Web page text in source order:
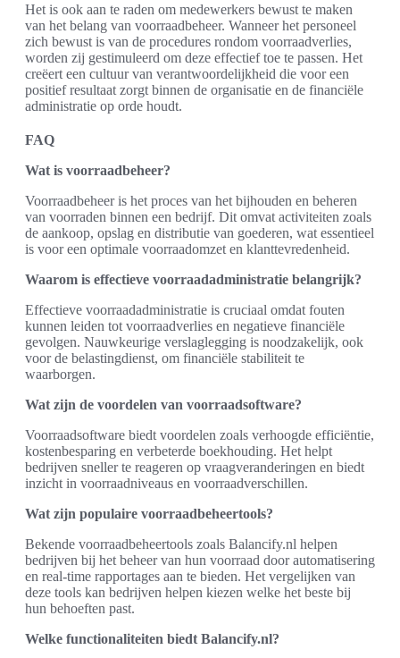
Het is ook aan te raden om medewerkers bewust te maken
van het belang van voorraadbeheer. Wanneer het personeel
zich bewust is van de procedures rondom voorraadverlies,
worden zij gestimuleerd om deze effectief toe te passen. Het
creëert een cultuur van verantwoordelijkheid die voor een
positief resultaat zorgt binnen de organisatie en de financiële
administratie op orde houdt.
FAQ
Wat is voorraadbeheer?
Voorraadbeheer is het proces van het bijhouden en beheren
van voorraden binnen een bedrijf. Dit omvat activiteiten zoals
de aankoop, opslag en distributie van goederen, wat essentieel
is voor een optimale voorraadomzet en klanttevredenheid.
Waarom is effectieve voorraadadministratie belangrijk?
Effectieve voorraadadministratie is cruciaal omdat fouten
kunnen leiden tot voorraadverlies en negatieve financiële
gevolgen. Nauwkeurige verslaglegging is noodzakelijk, ook
voor de belastingdienst, om financiële stabiliteit te
waarborgen.
Wat zijn de voordelen van voorraadsoftware?
Voorraadsoftware biedt voordelen zoals verhoogde efficiëntie,
kostenbesparing en verbeterde boekhouding. Het helpt
bedrijven sneller te reageren op vraagveranderingen en biedt
inzicht in voorraadniveaus en voorraadverschillen.
Wat zijn populaire voorraadbeheertools?
Bekende voorraadbeheertools zoals Balancify.nl helpen
bedrijven bij het beheer van hun voorraad door automatisering
en real-time rapportages aan te bieden. Het vergelijken van
deze tools kan bedrijven helpen kiezen welke het beste bij
hun behoeften past.
Welke functionaliteiten biedt Balancify.nl?